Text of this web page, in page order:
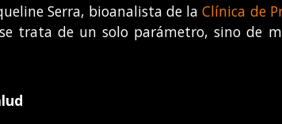
Serra, bioanalista de laClínica de
trata de un solo parámetro, sino de